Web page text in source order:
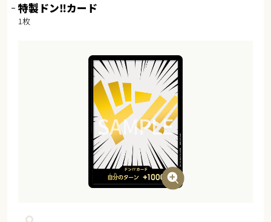
特製ドン‼カード
1枚